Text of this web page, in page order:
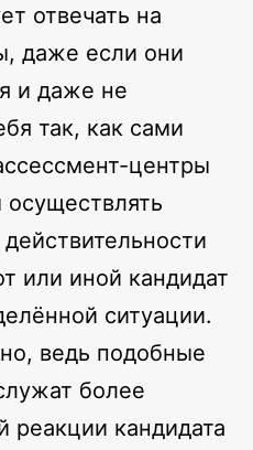
отвечать на
даже если они
и даже не
так, как сами
центры
или иной кандидат
ситуации.
ведь подобные
более
реакции кандидата